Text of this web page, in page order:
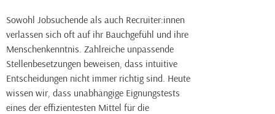
Sowohl Jobsuchende als auch Recruiter:innen
verlassen sich oft auf ihr Bauchgefühl und ihre
Menschenkenntnis. Zahlreiche unpassende
Stellenbesetzungen beweisen, dass intuitive
Entscheidungen nicht immer richtig sind. Heute
wissen wir, dass unabhängige Eignungstests
eines der effizientesten Mittel für die